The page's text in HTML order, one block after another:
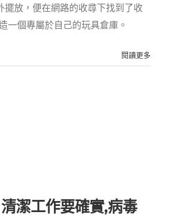
擺放，便在網路的收尋下找到了收
一個專屬於自己的玩具倉庫。
閱讀更多
清潔工作要確實,病毒